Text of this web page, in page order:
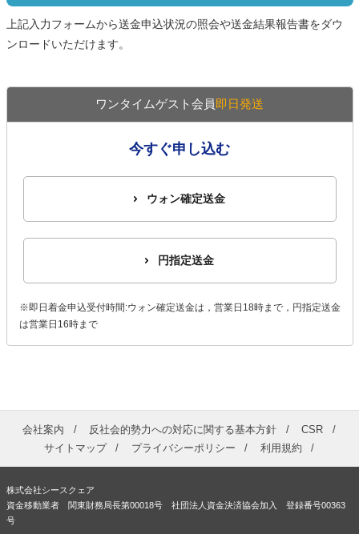
上記入力フォームから送金申込状況の照会や送金結果報告書をダウ
ンロードいただけます。
ワンタイムゲスト会員即日発送
今すぐ申し込む
ウォン確定送金
円指定送金
※即日着金申込受付時間:ウォン確定送金は，営業日18時まで，円指定送金
は営業日16時まで
会社案内 反社会的勢力への対応に関する基本方針
CSR
サイトマップ
プライバシーポリシー 利用規約
株式会社シースクェア
資金移動業者 関東財務局長第00018号 社団法人資金決済協会加入 登録番号00363
号